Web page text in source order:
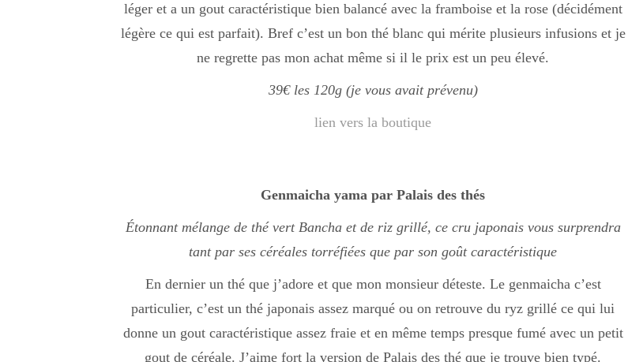
léger et a un gout caractéristique bien balancé avec la framboise et la rose (décidément
légère ce qui est parfait). Bref c’est un bon thé blanc qui mérite plusieurs infusions et je
ne regrette pas mon achat même si il le prix est un peu élevé.
39€ les 120g (je vous avait prévenu)
lien vers la boutique
Genmaicha yama par Palais des thés
Étonnant mélange de thé vert Bancha et de riz grillé, ce cru japonais vous surprendra
tant par ses céréales torréfiées que par son goût caractéristique
En dernier un thé que j’adore et que mon monsieur déteste. Le genmaicha c’est
particulier, c’est un thé japonais assez marqué ou on retrouve du ryz grillé ce qui lui
donne un gout caractéristique assez fraie et en même temps presque fumé avec un petit
gout de céréale. J’aime fort la version de Palais des thé que je trouve bien typé.